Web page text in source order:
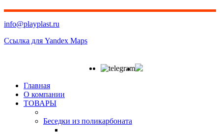
info@playplast.ru
Ссылка для Yandex Maps
Главная
О компании
ТОВАРЫ
Беседки из поликарбоната